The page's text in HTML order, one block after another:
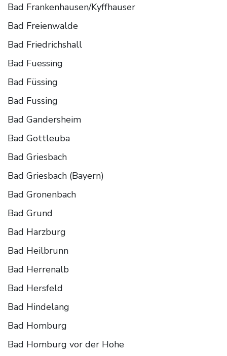
Bad Frankenhausen/Kyffhauser
Bad Freienwalde
Bad Friedrichshall
Bad Fuessing
Bad Füssing
Bad Fussing
Bad Gandersheim
Bad Gottleuba
Bad Griesbach
Bad Griesbach (Bayern)
Bad Gronenbach
Bad Grund
Bad Harzburg
Bad Heilbrunn
Bad Herrenalb
Bad Hersfeld
Bad Hindelang
Bad Homburg
Bad Homburg vor der Hohe